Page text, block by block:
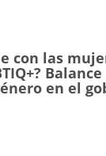
con las
en el